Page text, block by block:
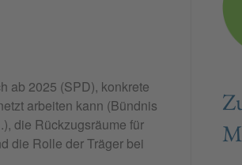
ab 2025 (SPD), konkrete
arbeiten kann (Bündnis
die Rückzugsräume für
die Rolle der Träger bei